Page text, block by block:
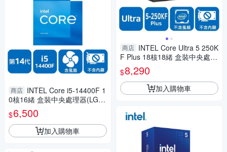
商店 INTEL Core i5-14400F 1
0核16緒 盒裝中央處理器(LGA1
700/含風扇/無內顯)
$6,500
加入購物車
商店 INTEL Core Ultra 5 250K
F Plus 18核18緒 盒裝中央處理
器
$8,290
加入購物車